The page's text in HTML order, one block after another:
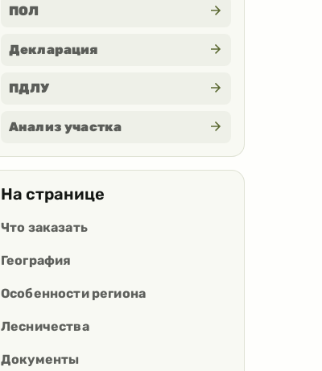
ПОЛ
Декларация
ПДЛУ
Анализ участка
На странице
Что заказать
География
Особенности региона
Лесничества
Документы